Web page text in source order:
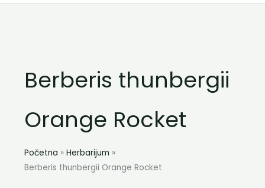
Berberis thunbergii
Orange Rocket
Početna
Herbarijum
Berberis thunbergii Orange Rocket